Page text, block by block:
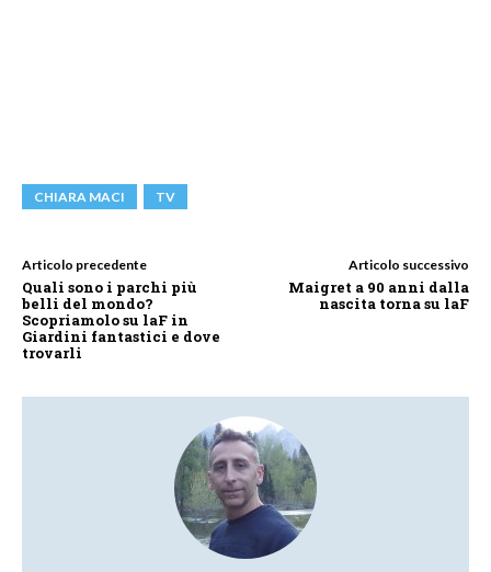
CHIARA MACI TV
Articolo precedente
Quali sono i parchi più
belli del mondo?
Scopriamolo su laF in
Giardini fantastici e dove
trovarli
Articolo successivo
Maigret a 90 anni dalla
nascita torna su laF